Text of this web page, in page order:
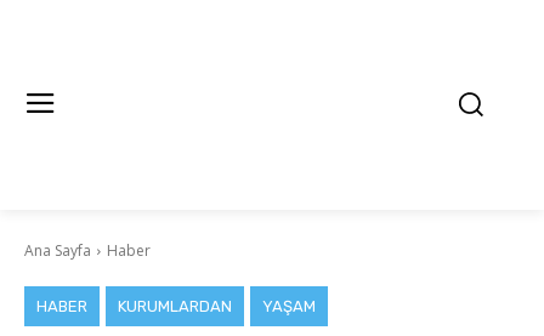
Ana Sayfa Haber
HABER KURUMLARDAN YAŞAM